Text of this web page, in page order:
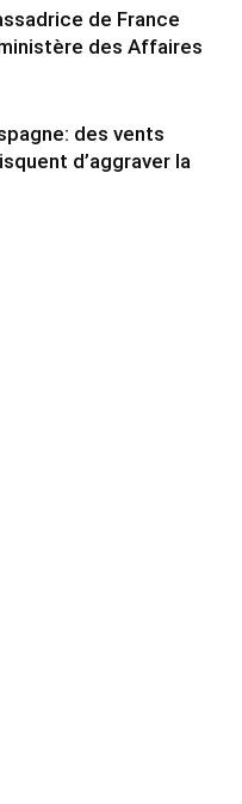
de France
des Affaires
des vents
d’aggraver la